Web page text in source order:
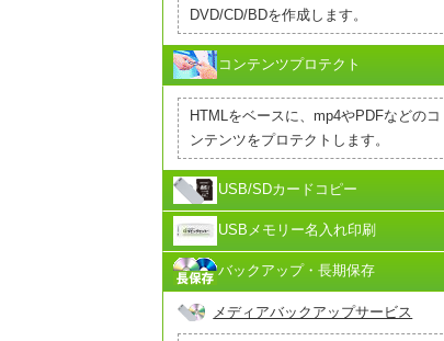
DVD/CD/BDを作成します。
コンテンツプロテクト
HTMLをベースに、mp4やPDFなどのコ
ンテンツをプロテクトします。
USB/SDカードコピー
USBメモリー名入れ印刷
バックアップ・長期保存
メディアバックアップサービス